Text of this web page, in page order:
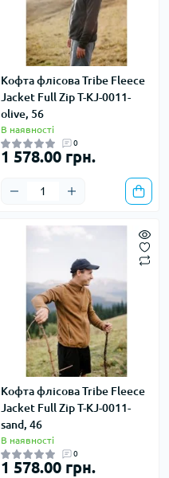
Кофта флісова Tribe Fleece
Jacket Full Zip T-KJ-0011-
olive, 56
В наявності
0
1 578.00 грн.
Кофта флісова Tribe Fleece
Jacket Full Zip T-KJ-0011-
sand, 46
В наявності
0
1 578.00 грн.